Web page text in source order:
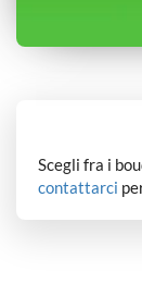
Scegli fra i
contattarci